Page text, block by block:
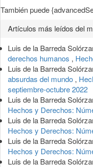
También puede
Artículos más leídos del
Luis de la Barreda
derechos humanos ,
Luis de la Barreda
absurdas del mundo ,
septiembre-octubre 2022
Luis de la Barreda
Hechos y Derechos:
Luis de la Barreda
Hechos y Derechos:
Luis de la Barreda
Hechos y Derechos:
Luis de la Barreda